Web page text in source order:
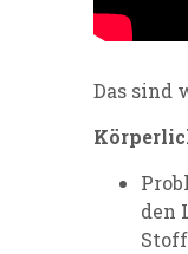
Das sind
den